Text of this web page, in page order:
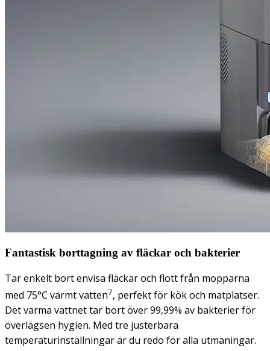
Fantastisk borttagning av fläckar och bakterier
Tar enkelt bort envisa fläckar och flott från mopparna
med 75°C varmt vatten7, perfekt för kök och matplatser.
Det varma vattnet tar bort över 99,99% av bakterier för
överlägsen hygien. Med tre justerbara
temperaturinställningar är du redo för alla utmaningar.